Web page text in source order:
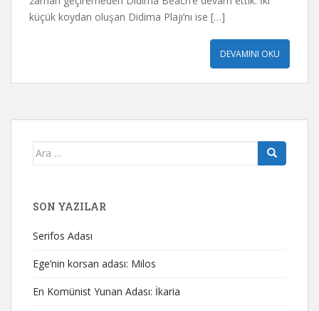
küçük koydan oluşan Didima Plajı’nı ise […]
DEVAMINI OKU
Arama
SON YAZILAR
Serifos Adası
Ege’nin korsan adası: Milos
En Komünist Yunan Adası: İkaria